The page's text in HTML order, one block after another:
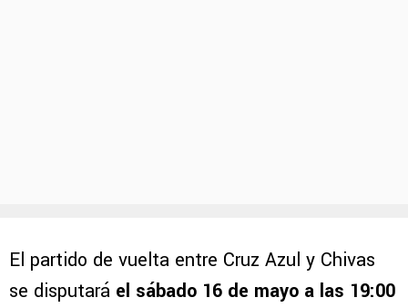
El partido de vuelta entre Cruz Azul y Chivas
se disputará el sábado 16 de mayo a las 19:00